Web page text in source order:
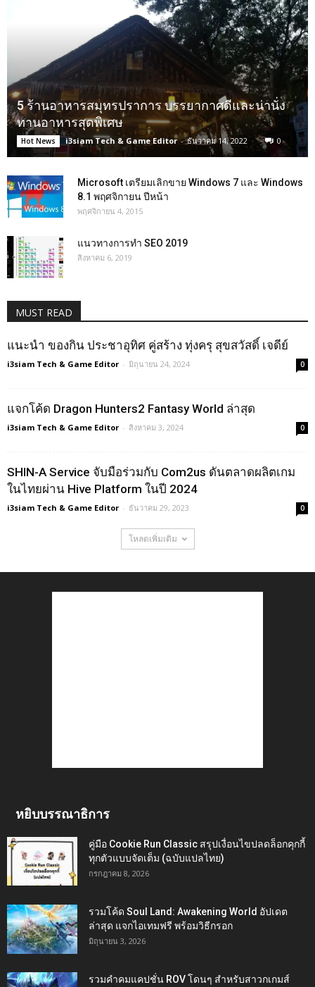
5 ร้านอาหารสมุทรปราการ บรรยากาศดีและน่านั่ง
ทานอาหารสุดพิเศษ
Hot News i3siam Tech & Game Editor - ธันวาคม 14, 2022 0
Microsoft เตรียมเลิกขาย Windows 7 และ Windows
8.1 พฤศจิกายน ปีหน้า
พฤศจิกายน 4, 2015
แนวทางการทำ SEO 2019
สิงหาคม 6, 2019
MUST READ
แนะนำ ของกิน ประชาอุทิศ คู่สร้าง ทุ่งครุ สุขสวัสดิ์ เจดีย์
i3siam Tech & Game Editor - มิถุนายน 24, 2024 0
แจกโค้ด Dragon Hunters2 Fantasy World ล่าสุด
i3siam Tech & Game Editor - สิงหาคม 3, 2024 0
SHIN-A Service จับมือร่วมกับ Com2us ดันตลาดผลิตเกม
ในไทยผ่าน Hive Platform ในปี 2024
i3siam Tech & Game Editor - ธันวาคม 29, 2023 0
โหลดเพิ่มเติม
หยิบบรรณาธิการ
คู่มือ Cookie Run Classic สรุปเงื่อนไขปลดล็อกคุกกี้
ทุกตัวแบบจัดเต็ม (ฉบับแปลไทย)
กรกฎาคม 8, 2026
รวมโค้ด Soul Land: Awakening World อัปเดต
ล่าสุด แจกไอเทมฟรี พร้อมวิธีกรอก
มิถุนายน 3, 2026
รวมคำคมแคปชั่น ROV โดนๆ สำหรับสาวกเกมส์